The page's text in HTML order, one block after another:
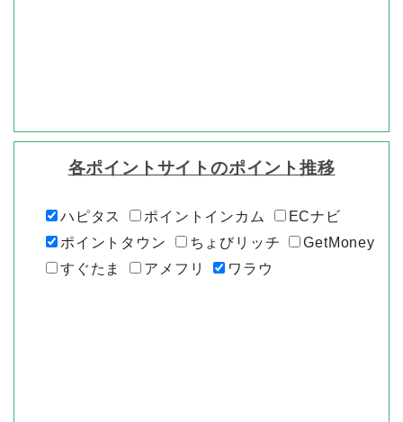
各ポイントサイトのポイント推移
ハピタス ポイントインカム
ECナビ
ポイントタウン
ちょびリッチ
GetMoney
すぐたま
アメフリ ワラウ